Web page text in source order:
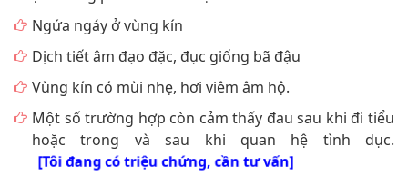
Vùng kín có mùi nhẹ, hơi viêm âm hộ.
Một số trường hợp còn cảm thấy đau sau khi đi tiểu
[Tôi đang có triệu chứng, cần tư vấn]
VIÊM ÂM ĐẠO DO CHLAMYDIA